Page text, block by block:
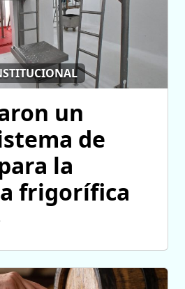
un
de
la
frigorífica